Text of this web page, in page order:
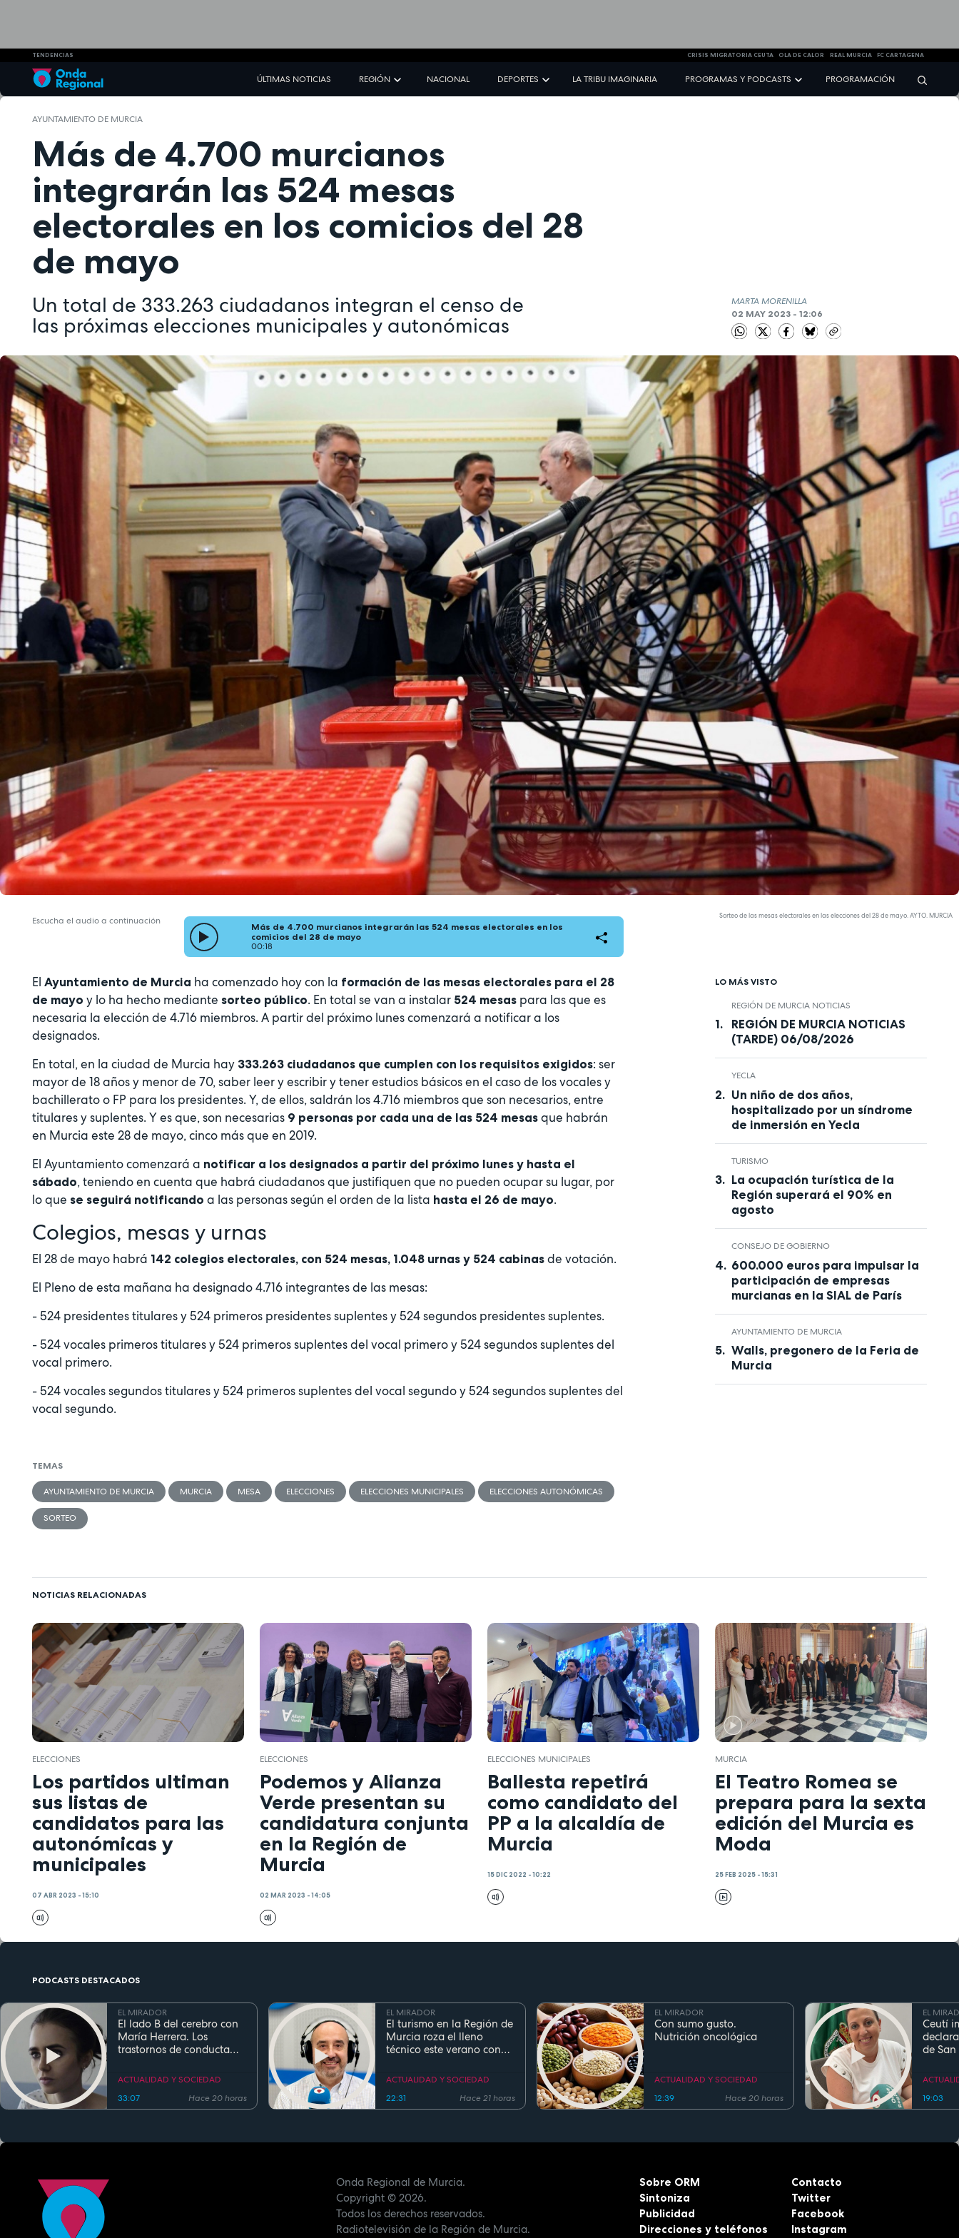
TENDENCIAS CRISIS MIGRATORIA CEUTA OLA DE CALOR REAL MURCIA FC CARTAGENA
ÚLTIMAS NOTICIAS REGIÓN NACIONAL DEPORTES LA TRIBU IMAGINARIA PROGRAMAS Y PODCASTS PROGRAMACIÓN
AYUNTAMIENTO DE MURCIA
Más de 4.700 murcianos
integrarán las 524 mesas
electorales en los comicios del 28
de mayo
Un total de 333.263 ciudadanos integran el censo de
las próximas elecciones municipales y autonómicas
MARTA MORENILLA
02 MAY 2023 - 12:06
Sorteo de las mesas electorales en las elecciones del 28 de mayo. AYTO. MURCIA
Escucha el audio a continuación
Más de 4.700 murcianos integrarán las 524 mesas electorales en los
comicios del 28 de mayo
00:18
El Ayuntamiento de Murcia ha comenzado hoy con la formación de las mesas electorales para el 28
de mayo y lo ha hecho mediante sorteo público. En total se van a instalar 524 mesas para las que es
necesaria la elección de 4.716 miembros. A partir del próximo lunes comenzará a notificara los
designados.
En total, en la ciudad de Murcia hay 333.263 ciudadanos que cumplen con los requisitos exigidos: ser
mayor de 18 años y menor de 70, saber leer y escribir y tener estudios básicos en el caso de los vocales y
bachillerato o FP para los presidentes. Y, de ellos, saldrán los 4.716 miembros que son necesarios, entre
titulares y suplentes. Y es que, son necesarias 9 personas por cada una de las 524 mesas que habrán
en Murcia este 28 de mayo, cinco más que en 2019.
El Ayuntamiento comenzará a notificar a los designados a partir del próximo lunes y hasta el
sábado, teniendo en cuenta que habrá ciudadanos que justifiquen que no pueden ocupar su lugar, por
lo que se seguirá notificando a las personas según el orden de la lista hasta el 26 de mayo.
Colegios, mesas y urnas
El 28 de mayo habrá 142 colegios electorales, con 524 mesas, 1.048 urnas y 524 cabinas de votación.
El Pleno de esta mañana ha designado 4.716 integrantes de las mesas:
- 524 presidentes titulares y 524 primeros presidentes suplentes y 524 segundos presidentes suplentes.
- 524 vocales primeros titulares y 524 primeros suplentes del vocal primero y 524 segundos suplentes del
vocal primero.
- 524 vocales segundos titulares y 524 primeros suplentes del vocal segundo y 524 segundos suplentes del
vocal segundo.
TEMAS
AYUNTAMIENTO DE MURCIA MURCIA MESA ELECCIONES ELECCIONES MUNICIPALES ELECCIONES AUTONÓMICAS
SORTEO
LO MÁS VISTO
REGIÓN DE MURCIA NOTICIAS
REGIÓN DE MURCIA NOTICIAS
(TARDE) 06/08/2026
YECLA
Un niño de dos años,
hospitalizado por un síndrome
de inmersión en Yecla
TURISMO
La ocupación turística de la
Región superará el 90% en
agosto
CONSEJO DE GOBIERNO
600.000 euros para impulsar la
participación de empresas
murcianas en la SIAL de París
AYUNTAMIENTO DE MURCIA
Walls, pregonero de la Feria de
Murcia
NOTICIAS RELACIONADAS
ELECCIONES
Los partidos ultiman
sus listas de
candidatos para las
autonómicas y
municipales
07 ABR 2023 - 15:10
ELECCIONES
Podemos y Alianza
Verde presentan su
candidatura conjunta
en la Región de
Murcia
02 MAR 2023 - 14:05
ELECCIONES MUNICIPALES
Ballesta repetirá
como candidato del
PP a la alcaldía de
Murcia
15 DIC 2022 - 10:22
MURCIA
El Teatro Romea se
prepara para la sexta
edición del Murcia es
Moda
25 FEB 2025 - 15:31
PODCASTS DESTACADOS
EL MIRADOR
El lado B del cerebro con
María Herrera. Los
trastornos de conducta
ACTUALIDAD Y SOCIEDAD
33:07
Hace 20 horas
EL MIRADOR
El turismo en la Región de
Murcia roza el lleno
técnico este verano con
90%
ACTUALIDAD Y SOCIEDAD
22:31
Hace 21 horas
EL MIRADOR
Con sumo gusto.
Nutrición oncológica
ACTUALIDAD Y SOCIEDAD
12:39
Hace 20 horas
EL
Ceutí
de
19:03
Onda Regional de Murcia.
Copyright© 2026.
Todos los derechos reservados.
Radiotelevisión de la Región de Murcia.
Sobre ORM
Sintoniza
Publicidad
Direcciones y teléfonos
Contacto
Twitter
Facebook
Instagram